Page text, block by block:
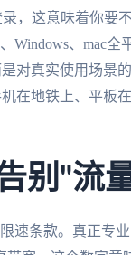
，这意味着你要
Windows、mac
对真实使用场景
在地铁上、平板
别"流
条款。真正专业